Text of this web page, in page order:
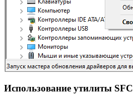
Использование утилиты SFC